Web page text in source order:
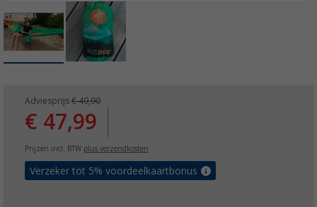
Adviesprijs € 49,90
€ 47,99
Prijzen incl. BTW plus verzendkosten
Verzeker tot 5% voordeelkaartbonus